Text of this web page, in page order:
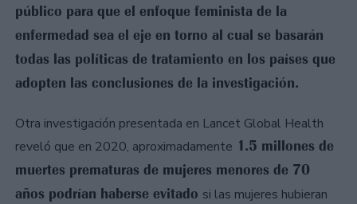
público para que el enfoque feminista de la
enfermedad sea el eje en torno al cual se basarán
todas las políticas de tratamiento en los países que
adopten las conclusiones de la investigación.
Otra investigación presentada en Lancet Global Health
reveló que en 2020, aproximadamente 1.5 millones de
muertes prematuras de mujeres menores de 70
años podrían haberse evitado si las mujeres hubieran